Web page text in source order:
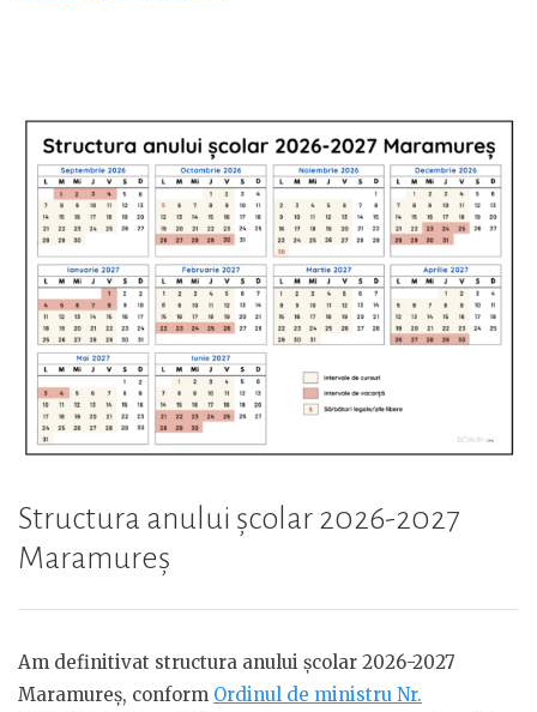
2027
Mehedinți”
Structura anului școlar 2026-2027
Maramureș
Am definitivat structura anului școlar 2026-2027
Maramureș, conform Ordinul de ministru Nr.